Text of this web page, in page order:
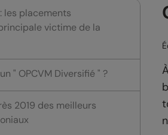
les placements
victime de la
" OPCVM Diversifié " ?
2019 des meilleurs